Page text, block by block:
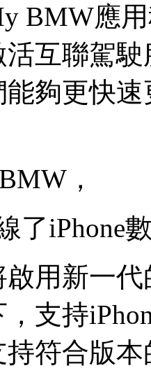
BMW應
活互聯駕
能夠更快
，
了iPhone
用新一
支持
符合版